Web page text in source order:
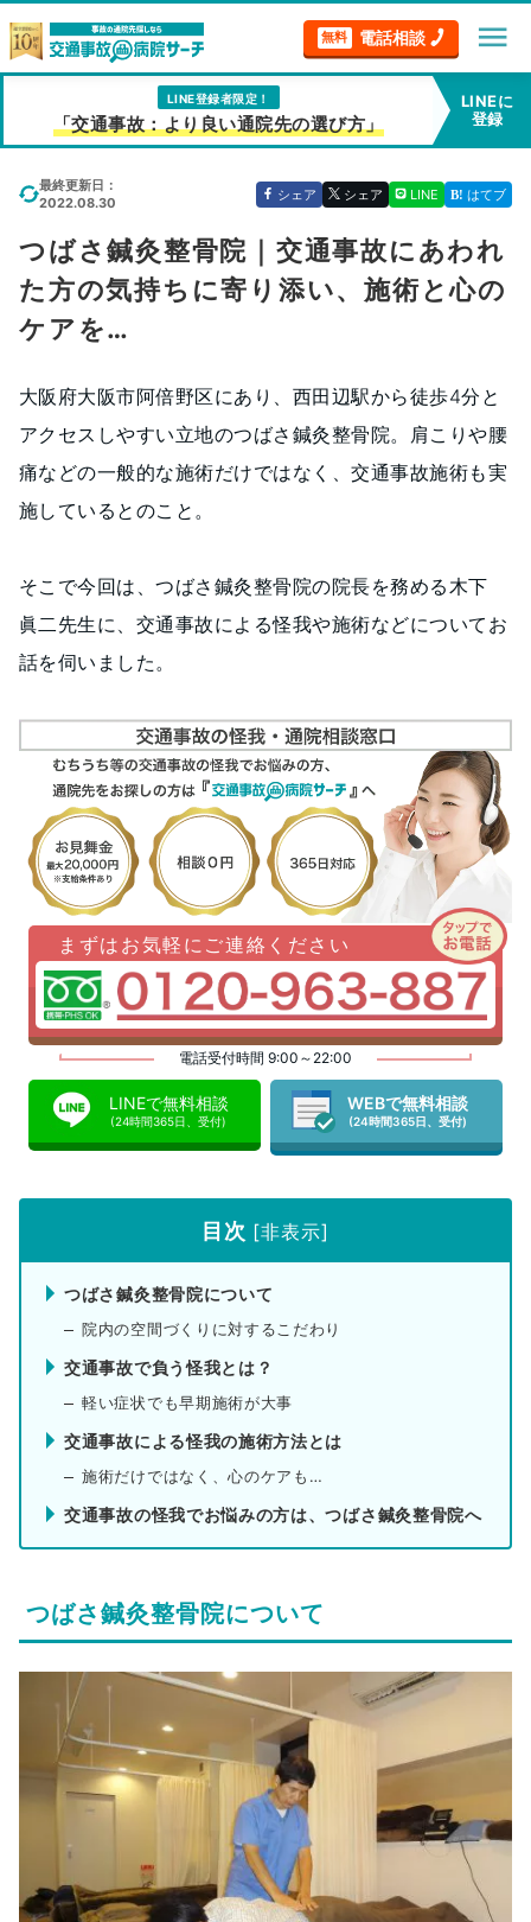
無料 電話相談 menu
LINE登録者限定！
「交通事故：より良い通院先の選び方」
LINEに
登録
最終更新日：
2022.08.30
シェア シェア LINE はてブ
つばさ鍼灸整骨院｜交通事故にあわれ
た方の気持ちに寄り添い、施術と心の
ケアを…
大阪府大阪市阿倍野区にあり、西田辺駅から徒歩4分と
アクセスしやすい立地のつばさ鍼灸整骨院。肩こりや腰
痛などの一般的な施術だけではなく、交通事故施術も実
施しているとのこと。
そこで今回は、つばさ鍼灸整骨院の院長を務める木下
眞二先生に、交通事故による怪我や施術などについてお
話を伺いました。
まずはお気軽にご連絡ください
電話受付時間 9:00～22:00
LINEで無料相談
(24時間365日、受付)
WEBで無料相談
(24時間365日、受付)
目次 [非表示]
つばさ鍼灸整骨院について
院内の空間づくりに対するこだわり
交通事故で負う怪我とは？
軽い症状でも早期施術が大事
交通事故による怪我の施術方法とは
施術だけではなく、心のケアも…
交通事故の怪我でお悩みの方は、つばさ鍼灸整骨院へ
つばさ鍼灸整骨院について